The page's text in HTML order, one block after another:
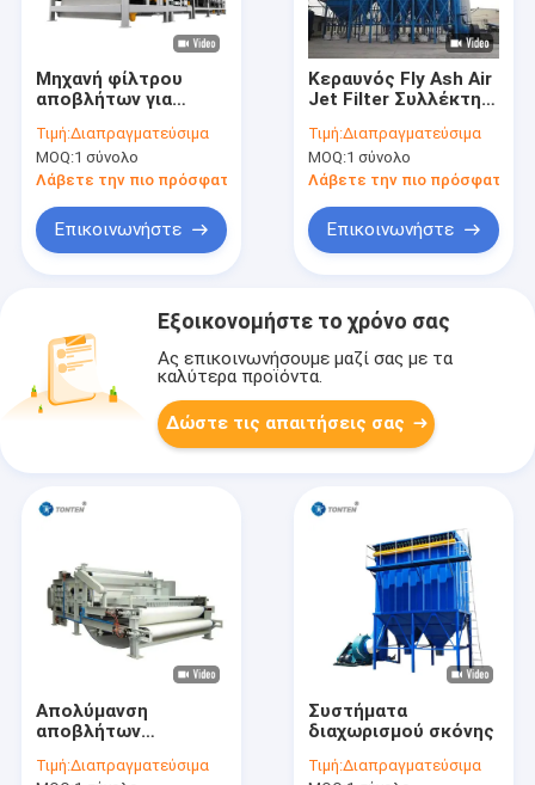
Μηχανή φίλτρου
αποβλήτων για
λυμάτων
Τιμή:Διαπραγματεύσιμα
MOQ:1 σύνολο
Λάβετε την πιο πρόσφατη τιμή
Επικοινωνήστε
Κεραυνός Fly Ash Air
Jet Filter Συλλέκτης
Σύστημα παλμού για
τσιμέντο
Τιμή:Διαπραγματεύσιμα
MOQ:1 σύνολο
Λάβετε την πιο πρόσφατη
Επικοινωνήστε
Εξοικονομήστε το χρόνο σας
Ας επικοινωνήσουμε μαζί σας με τα
καλύτερα προϊόντα.
Δώστε τις απαιτήσεις σας
Απολύμανση
αποβλήτων
λωρίδας αποβλήτων
Τιμή:Διαπραγματεύσιμα
Συστήματα
διαχωρισμού σκόνης
Τιμή:Διαπραγματεύσιμα